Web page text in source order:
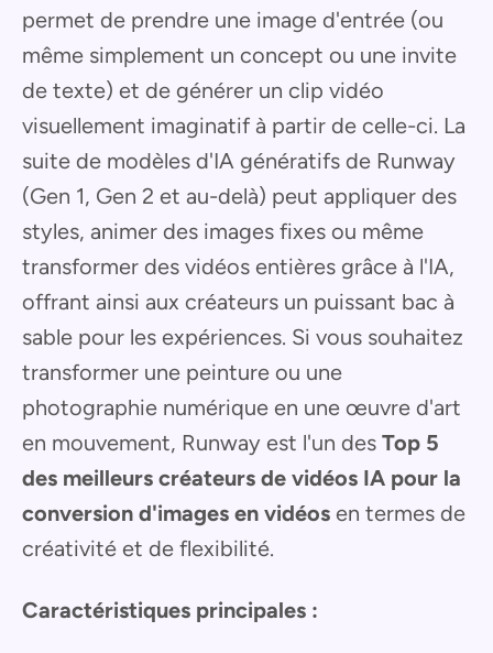
permet de prendre une image d'entrée (ou
même simplement un concept ou une invite
de texte) et de générer un clip vidéo
visuellement imaginatif à partir de celle-ci. La
suite de modèles d'IA génératifs de Runway
(Gen 1, Gen 2 et au-delà) peut appliquer des
styles, animer des images fixes ou même
transformer des vidéos entières grâce à l'IA,
offrant ainsi aux créateurs un puissant bac à
sable pour les expériences. Si vous souhaitez
transformer une peinture ou une
photographie numérique en une œuvre d'art
en mouvement, Runway est l'un des Top 5
des meilleurs créateurs de vidéos IA pour la
conversion d'images en vidéos en termes de
créativité et de flexibilité.
Caractéristiques principales :